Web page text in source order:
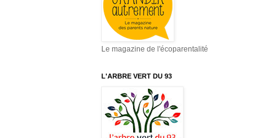
Le magazine de l'écoparentalité
L'ARBRE VERT DU 93